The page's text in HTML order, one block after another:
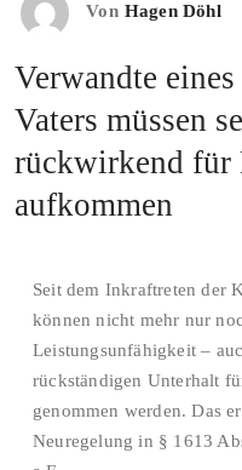
Von Hagen Döhl
Verwandte
Vaters müssen
rückwirkend für
aufkommen
Seit dem Inkraftreten der
können nicht mehr nur
Leistungsunfähigkeit –
rückständigen Unterhalt
genommen werden. Das
Neuregelung in § 1613